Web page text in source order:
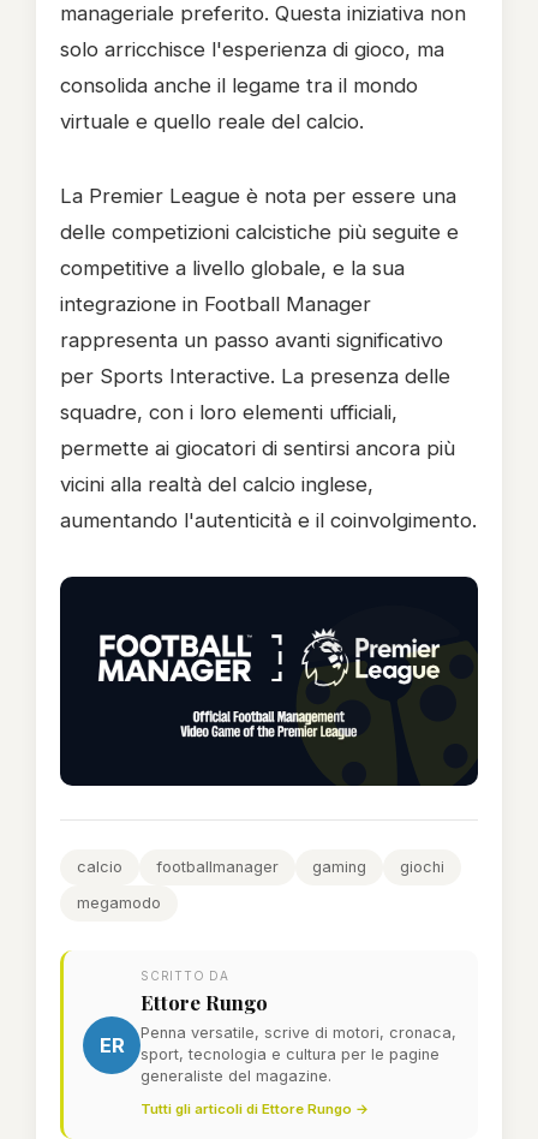
manageriale preferito. Questa iniziativa non
solo arricchisce l'esperienza di gioco, ma
consolida anche il legame tra il mondo
virtuale e quello reale del calcio.
La Premier League è nota per essere una
delle competizioni calcistiche più seguite e
competitive a livello globale, e la sua
integrazione in Football Manager
rappresenta un passo avanti significativo
per Sports Interactive. La presenza delle
squadre, con i loro elementi ufficiali,
permette ai giocatori di sentirsi ancora più
vicini alla realtà del calcio inglese,
aumentando l'autenticità e il coinvolgimento.
calcio footballmanager gaming
giochi
megamodo
ER
SCRITTO DA
Ettore Rungo
Penna versatile, scrive di motori, cronaca,
sport, tecnologia e cultura per le pagine
generaliste del magazine.
Tutti gli articoli di Ettore Rungo →